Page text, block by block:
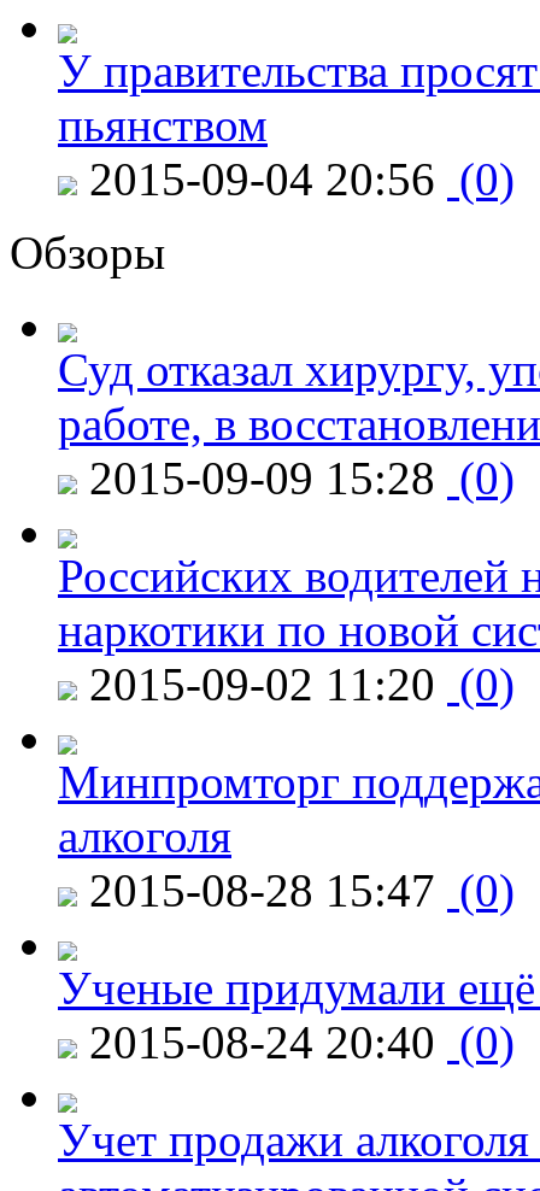
У правительства
пьянством
2015-09-04 20:56 (0)
Обзоры
Суд отказал хирургу,
работе, в
2015-09-09 15:28 (0)
Российских водителей
наркотики по новой
2015-09-02 11:20 (0)
Минпромторг
алкоголя
2015-08-28 15:47 (0)
Ученые придумали ещё
2015-08-24 20:40 (0)
Учет продажи